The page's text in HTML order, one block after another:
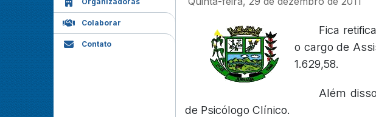
Colaborar
Contato
Fica
o cargo de
1.629,58.
Além
de Psicólogo Clínico.